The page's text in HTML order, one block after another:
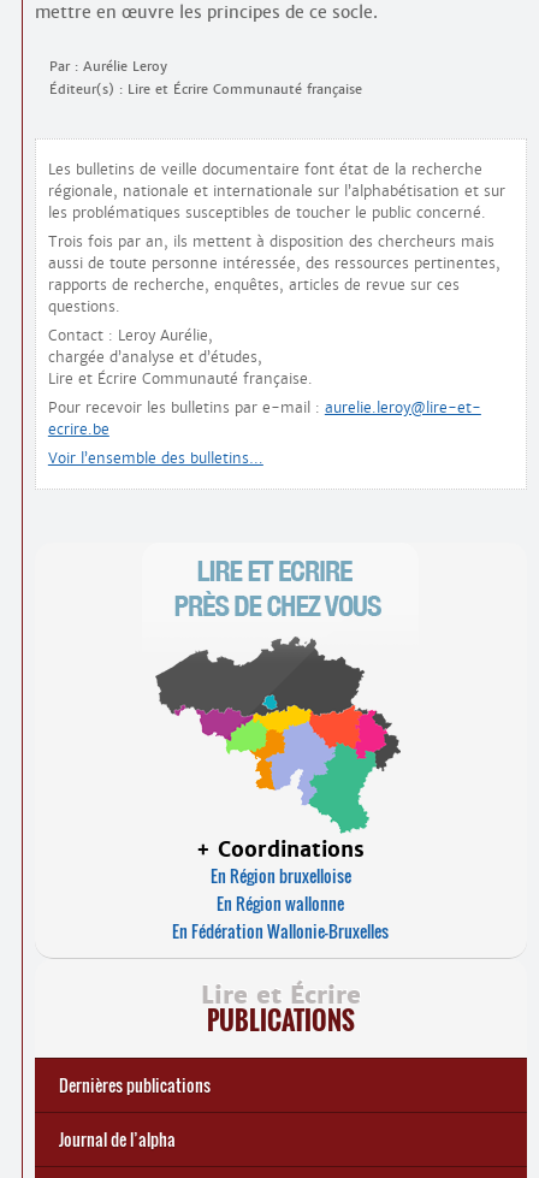
mettre en œuvre les principes de ce socle.
Par : Aurélie Leroy
Éditeur(s) : Lire et Écrire Communauté française
Les bulletins de veille documentaire font état de la recherche
régionale, nationale et internationale sur l’alphabétisation et sur
les problématiques susceptibles de toucher le public concerné.
Trois fois par an, ils mettent à disposition des chercheurs mais
aussi de toute personne intéressée, des ressources pertinentes,
rapports de recherche, enquêtes, articles de revue sur ces
questions.
Contact : Leroy Aurélie,
chargée d’analyse et d’études,
Lire et Écrire Communauté française.
Pour recevoir les bulletins par e-mail : aurelie.leroy@lire-et-
ecrire.be
Voir l’ensemble des bulletins…
+ Coordinations
En Région bruxelloise
En Région wallonne
En Fédération Wallonie-Bruxelles
Lire et Écrire
PUBLICATIONS
Dernières publications
Réforme des allocations de chômage : premiers bilans
d’une exclusion annoncée
🎬 L’alpha populaire : c’est quoi ?
Statistiques 2025 sur les apprenant
Journal de l’alpha 241 (2
écrire demain
... Tous les articles
Journal de l’alpha